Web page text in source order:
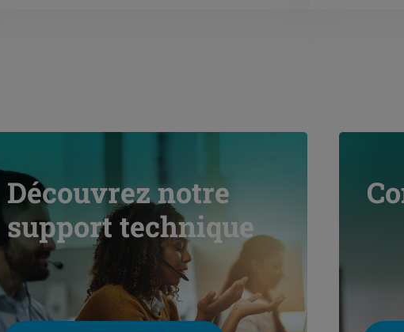
Découvrez notre
support technique